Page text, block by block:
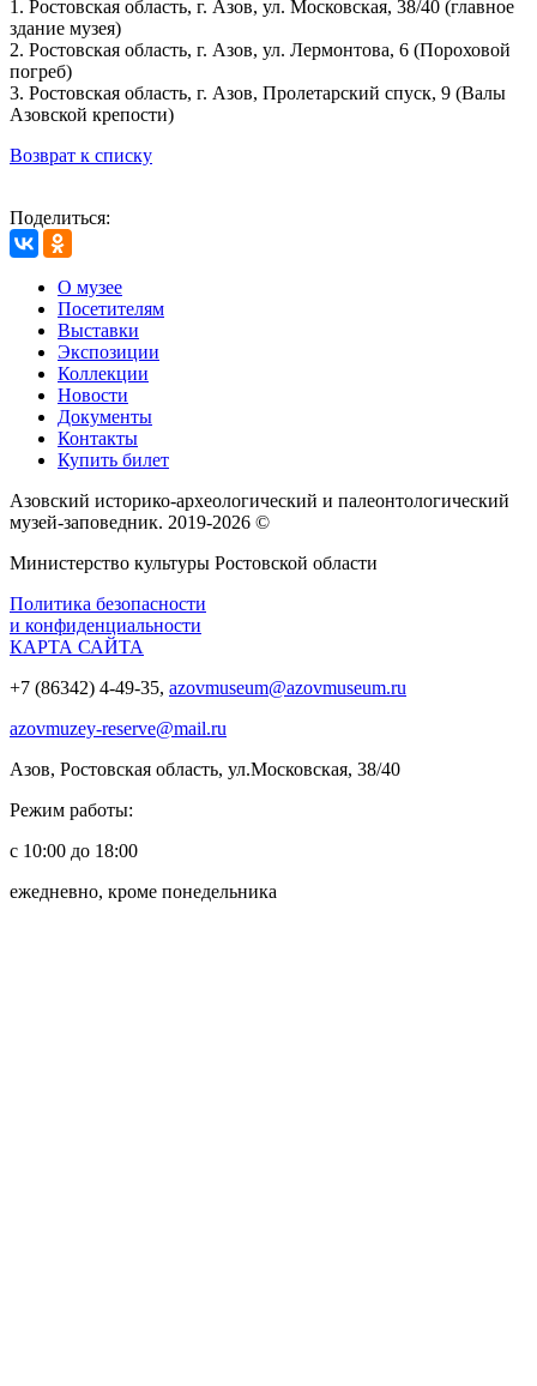
1. Ростовская область, г. Азов, ул. Московская, 38/40 (главное
здание музея)
2. Ростовская область, г. Азов, ул. Лермонтова, 6 (Пороховой
погреб)
3. Ростовская область, г. Азов, Пролетарский спуск, 9 (Валы
Азовской крепости)
Возврат к списку
Поделиться:
О музее
Посетителям
Выставки
Экспозиции
Коллекции
Новости
Документы
Контакты
Купить билет
Азовский историко‑археологический и палеонтологический
музей‑заповедник. 2019-2026 ©
Министерство культуры Ростовской области
Политика безопасности
и конфиденциальности
КАРТА САЙТА
+7 (86342) 4-49-35, azovmuseum@azovmuseum.ru
azovmuzey-reserve@mail.ru
Азов, Ростовская область, ул.Московская, 38/40
Режим работы:
с 10:00 до 18:00
ежедневно, кроме понедельника